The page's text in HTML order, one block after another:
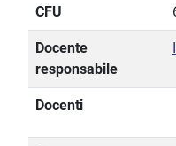
CFU
Docente
responsabile
Docenti